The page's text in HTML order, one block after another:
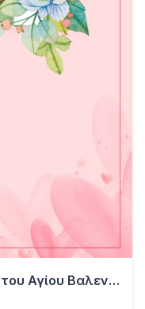
Καρτ ποστάλ για την Ημέρα του Αγίου Βαλεντίνου